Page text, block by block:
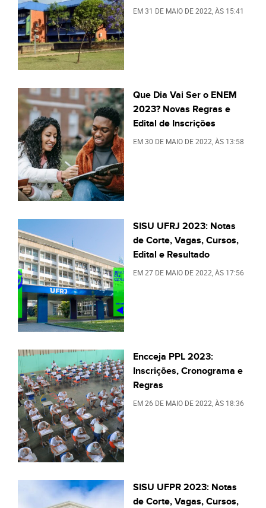
EM31 DE MAIO DE 2022 , ÀS 15:41
Que Dia Vai Ser o ENEM
2023? Novas Regras e
Edital de Inscrições
EM30 DE MAIO DE 2022, ÀS 13:58
SISU UFRJ 2023: Notas
de Corte, Vagas, Cursos,
Edital e Resultado
EM27 DE MAIO DE 2022 , ÀS 17:56
Encceja PPL 2023:
Inscrições, Cronograma e
Regras
EM26 DE MAIO DE 2022 , ÀS 18:36
SISU UFPR 2023: Notas
de Corte, Vagas, Cursos,